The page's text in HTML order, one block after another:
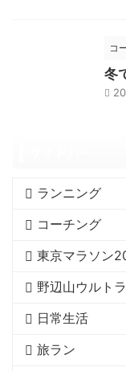
コ
冬
ランニング
コーチング
東京マラソン
野辺山ウルト
日常生活
旅ラン